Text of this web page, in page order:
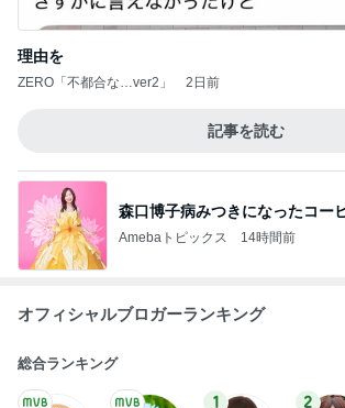
理由を
ZERO「不都合な…ver2」 2日前
記事を読む
森口博子病みつきになったコー
Amebaトピックス 14時間前
オフィシャルブロガーランキング
総合ランキング
1 2